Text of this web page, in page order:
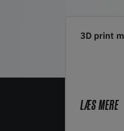
3D print
LÆS MERE